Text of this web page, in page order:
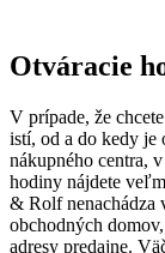
Otváracie
V prípade, že
istí, od a do kedy je
nákupného centra,
hodiny nájdete
& Rolf nenachádza
obchodných
adresy predajne.